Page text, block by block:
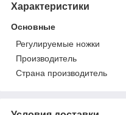
Характеристики
Основные
Регулируемые ножки
Производитель
Страна производитель